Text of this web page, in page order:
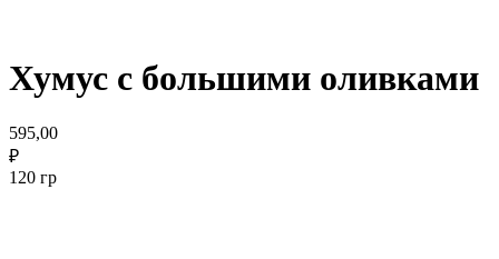
Хумус с большими оливками
595,00
₽
120 гр